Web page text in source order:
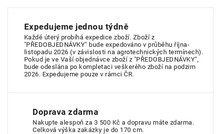
Expedujeme jednou týdně
Každé úterý probíhá expedice zboží. Zboží z
"PŘEDOBJEDNÁVKY" bude expedováno v průběhu října-
listopadu 2026 (v závislosti na agrotechnických termínech).
Pokud je ve Vaší objednávce zboží z "PŘEDOBJEDNÁVKY",
bude odeslána po kompletaci veškerého zboží na podzim
2026. Expedujeme pouze v rámci ČR.
Doprava zdarma
Nakupte alespoň za 3 500 Kč a dopravu máte zdarma.
Celková výška zakázky je do 170 cm.